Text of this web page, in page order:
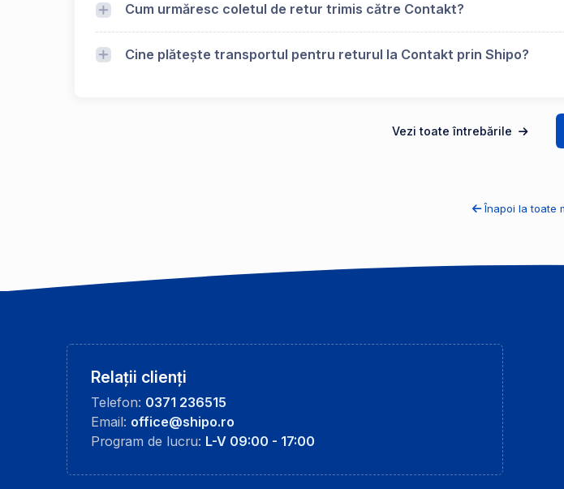
Cum urmăresc coletul de retur trimis către Contakt?
Cine plătește transportul pentru returul la Contakt prin Shipo?
Vezi toate întrebările
Înapoi la toate
Relații clienți
Telefon: 0371 236515
Email: office@shipo.ro
Program de lucru: L-V 09:00 - 17:00